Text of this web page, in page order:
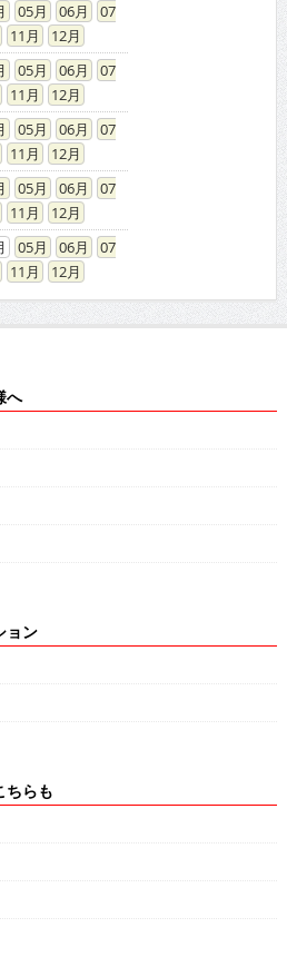
05 06
07
11
12
05 06
07
11
12
05 06
07
11
12
05 06
07
11
12
05 06
07
11 12
へ
ョン
ちらも